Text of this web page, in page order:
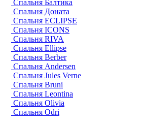
Спальня Балтика
Спальня Доната
Спальня ECLIPSE
Спальня ICONS
Спальня RIVA
Спальня Ellipse
Спальня Berber
Спальня Andersen
Спальня Jules Verne
Спальня Bruni
Спальня Leontina
Спальня Olivia
Спальня Odri